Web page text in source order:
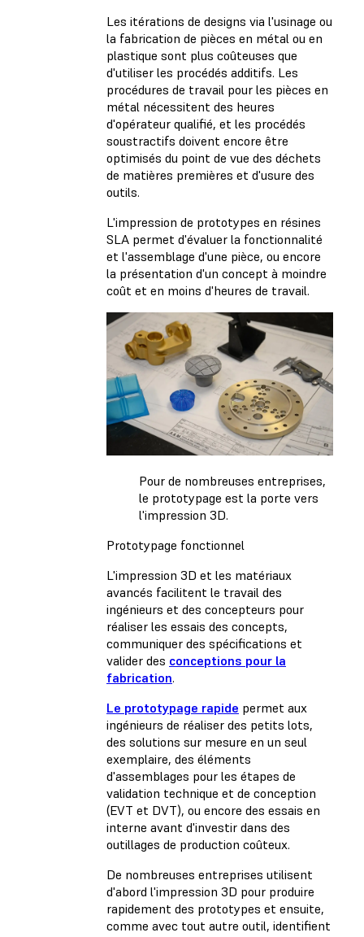
Les itérations de designs via l'usinage ou
la fabrication de pièces en métal ou en
plastique sont plus coûteuses que
d'utiliser les procédés additifs. Les
procédures de travail pour les pièces en
métal nécessitent des heures
d'opérateur qualifié, et les procédés
soustractifs doivent encore être
optimisés du point de vue des déchets
de matières premières et d'usure des
outils.
L'impression de prototypes en résines
SLA permet d'évaluer la fonctionnalité
et l'assemblage d'une pièce, ou encore
la présentation d'un concept à moindre
coût et en moins d'heures de travail.
Pour de nombreuses entreprises,
le prototypage est la porte vers
l'impression 3D.
Prototypage fonctionnel
L'impression 3D et les matériaux
avancés facilitent le travail des
ingénieurs et des concepteurs pour
réaliser les essais des concepts,
communiquer des spécifications et
valider des conceptions pour la
fabrication.
Le prototypage rapide permet aux
ingénieurs de réaliser des petits lots,
des solutions sur mesure en un seul
exemplaire, des éléments
d'assemblages pour les étapes de
validation technique et de conception
(EVT et DVT), ou encore des essais en
interne avant d'investir dans des
outillages de production coûteux.
De nombreuses entreprises utilisent
d'abord l'impression 3D pour produire
rapidement des prototypes et ensuite,
comme avec tout autre outil, identifient